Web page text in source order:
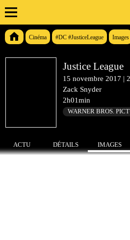
Cinéma #DC #JusticeLeague Images
Justice League
15 novembre 2017 |
Zack Snyder
2h01min
WARNER BROS.
ACTU DÉTAILS IMAGES